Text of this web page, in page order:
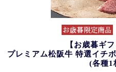
【お歳暮ギ
プレミアム松阪牛 特選イチ
(各種1